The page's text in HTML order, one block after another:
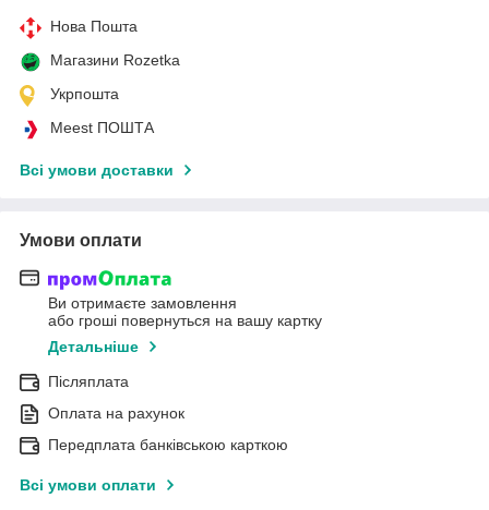
Нова Пошта
Магазини Rozetka
Укрпошта
Meest ПОШТА
Всі умови доставки
Умови оплати
Ви отримаєте замовлення
або гроші повернуться на вашу картку
Детальніше
Післяплата
Оплата на рахунок
Передплата банківською карткою
Всі умови оплати